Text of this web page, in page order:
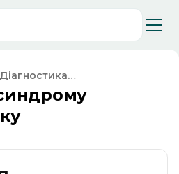
Діагностика
синдрому
котячого крику